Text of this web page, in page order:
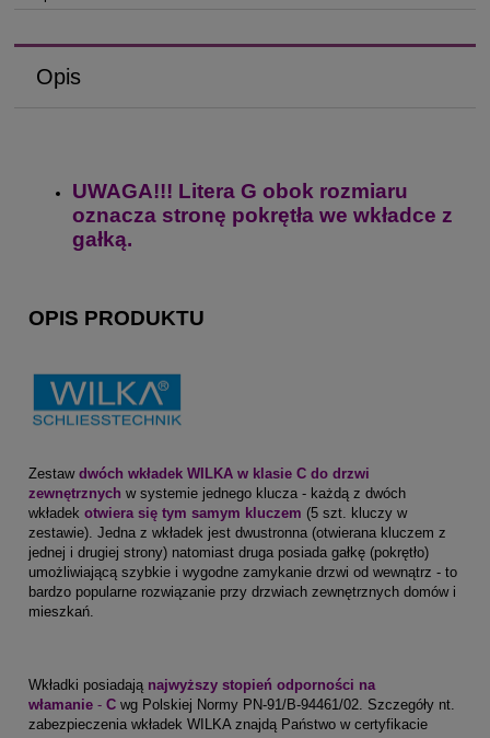
Opis
UWAGA!!! Litera G obok rozmiaru
oznacza stronę pokrętła we wkładce z
gałką.
OPIS PRODUKTU
Zestaw dwóch wkładek WILKA w klasie C do drzwi
zewnętrznych w systemie jednego klucza - każdą z dwóch
wkładek otwiera się tym samym kluczem (5 szt. kluczy w
zestawie). Jedna z wkładek jest dwustronna (otwierana kluczem z
jednej i drugiej strony) natomiast druga posiada gałkę (pokrętło)
umożliwiającą szybkie i wygodne zamykanie drzwi od wewnątrz - to
bardzo popularne rozwiązanie przy drzwiach zewnętrznych domów i
mieszkań.
Wkładki posiadają najwyższy stopień odporności na
włamanie - C wg Polskiej Normy PN-91/B-94461/02. Szczegóły nt.
zabezpieczenia wkładek WILKA znajdą Państwo w certyfikacie